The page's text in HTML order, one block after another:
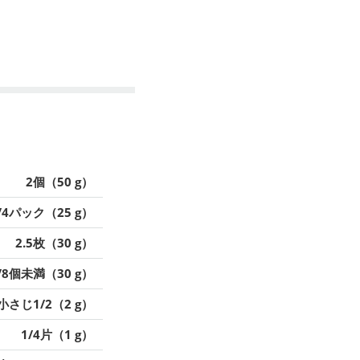
2個（50 g）
パック（25 g）
2.5枚（30 g）
個未満（30 g）
さじ1/2（2 g）
1/4片（1 g）